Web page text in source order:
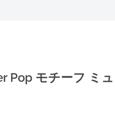
Pop モチーフ ミ